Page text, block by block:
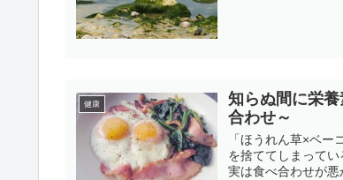
健康
知らぬ間に栄
合わせ～
「ほうれん草×ベ
を捨ててしまって
実は食べ合わせが悪